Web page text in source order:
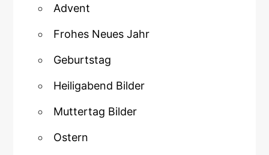
Advent
Frohes Neues Jahr
Geburtstag
Heiligabend Bilder
Muttertag Bilder
Ostern